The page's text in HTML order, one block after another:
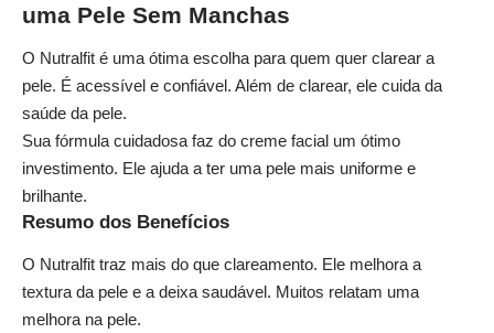
uma Pele Sem Manchas
O Nutralfit é uma ótima escolha para quem quer clarear a
pele. É acessível e confiável. Além de clarear, ele cuida da
saúde da pele.
Sua fórmula cuidadosa faz do creme facial um ótimo
investimento. Ele ajuda a ter uma pele mais uniforme e
brilhante.
Resumo dos Benefícios
O Nutralfit traz mais do que clareamento. Ele melhora a
textura da pele e a deixa saudável. Muitos relatam uma
melhora na pele.